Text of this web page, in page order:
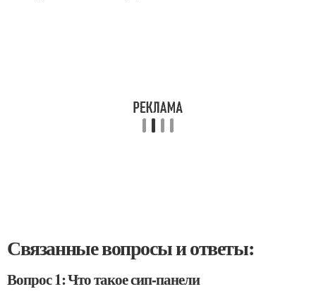
Связанные вопросы и ответы:
Вопрос 1: Что такое сип-панели